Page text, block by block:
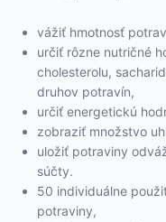
vážiť hmotnosť
určiť rôzne nutričné
cholesterolu,
druhov potravín,
určiť energetickú
zobraziť množstvo
uložiť potraviny
súčty.
50 individuálne
potraviny,